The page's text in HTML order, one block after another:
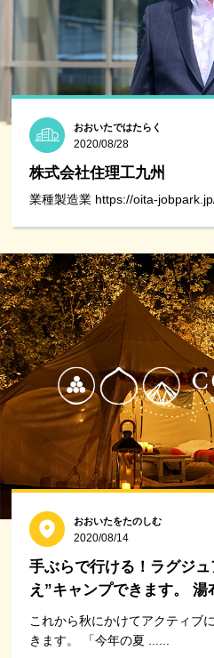
おおいたではたらく
2020/08/28
株式会社住理工九州
業種製造業 https://oita-jobpark.jp/
おおいたをたのしむ
2020/08/14
手ぶらで行ける！ラグジ
え”キャンプできます。
これから秋にかけてアクティブ
きます。 「今年の夏 ......